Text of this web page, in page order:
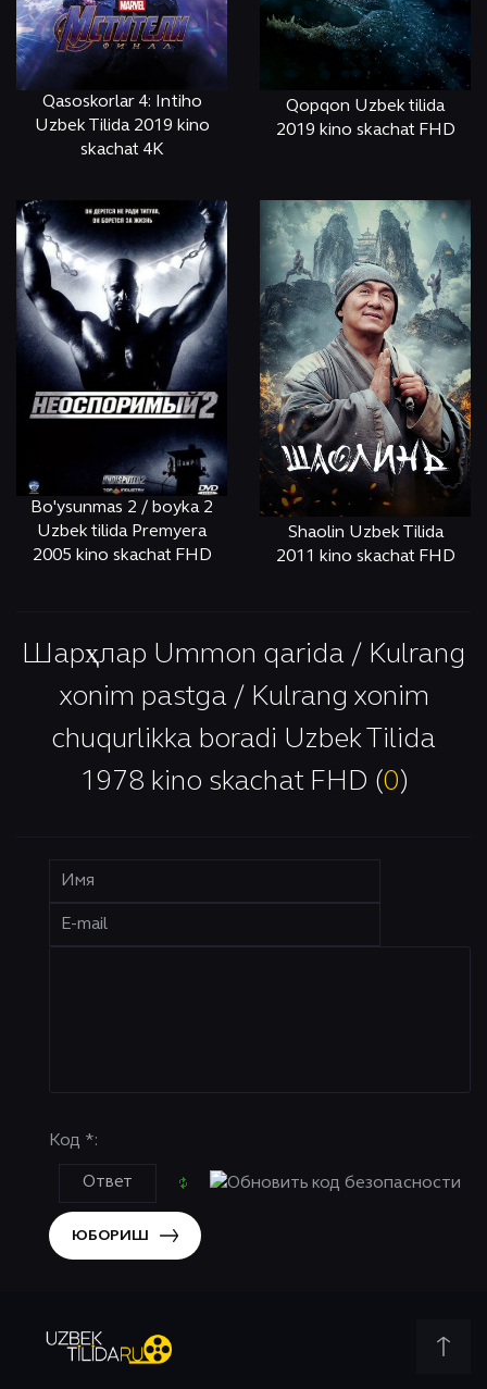
Qasoskorlar 4: Intiho
Uzbek Tilida 2019 kino
skachat 4K
Qopqon Uzbek tilida
2019 kino skachat FHD
Bo'ysunmas 2 / boyka 2
Uzbek tilida Premyera
2005 kino skachat FHD
Shaolin Uzbek Tilida
2011 kino skachat FHD
Шарҳлар Ummon qarida / Kulrang
xonim pastga / Kulrang xonim
chuqurlikka boradi Uzbek Tilida
1978 kino skachat FHD (0 )
Код *:
ЮБОРИШ